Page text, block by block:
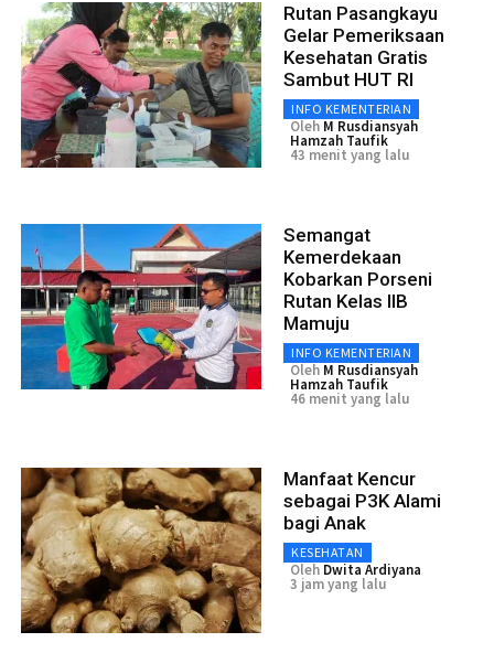
Rutan Pasangkayu
Gelar Pemeriksaan
Kesehatan Gratis
Sambut HUT RI
INFO KEMENTERIAN
Oleh M Rusdiansyah
Hamzah Taufik
43 menit yang lalu
Semangat
Kemerdekaan
Kobarkan Porseni
Rutan Kelas IIB
Mamuju
INFO KEMENTERIAN
Oleh M Rusdiansyah
Hamzah Taufik
46 menit yang lalu
Manfaat Kencur
sebagai P3K Alami
bagi Anak
KESEHATAN
Oleh Dwita Ardiyana
3 jam yang lalu